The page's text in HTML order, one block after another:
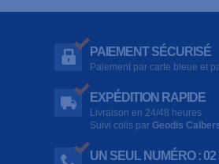
PAIEMENT SÉCURISÉ
Paiement par carte bleue et
EXPÉDITION RAPIDE
Livraison en 24/48 heures
Suivi colis par Geodis
UN SEUL NUMÉRO : 02